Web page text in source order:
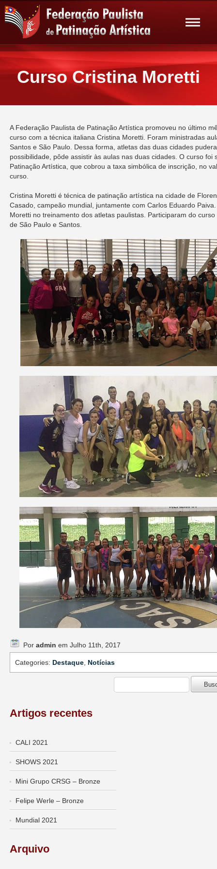
Curso Cristina Moretti
A Federação Paulista de Patinação Artística promoveu no último
curso com a técnica italiana Cristina Moretti. Foram ministradas
Santos e São Paulo. Dessa forma, atletas das duas cidades
possibilidade, pôde assistir às aulas nas duas cidades. O curso
Patinação Artística, que cobrou a taxa simbólica de inscrição, no
curso.
Cristina Moretti é técnica de patinação artística na cidade de
Casado, campeão mundial, juntamente com Carlos Eduardo
Moretti no treinamento dos atletas paulistas. Participaram do
de São Paulo e Santos.
Por admin em Julho 11th, 2017
Categories: Destaque Notícias
Artigos recentes
CALI 2021
SHOWS 2021
Mini Grupo CRSG – Bronze
Felipe Werle – Bronze
Mundial 2021
Arquivo